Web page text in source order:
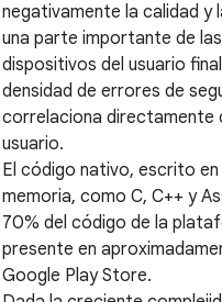
negativamente la calidad y
una parte importante de
dispositivos del usuario
densidad de errores de
correlaciona directamente
usuario.
El código nativo, escrito
memoria, como C, C++ y
70% del código de la
presente en
Google Play Store.